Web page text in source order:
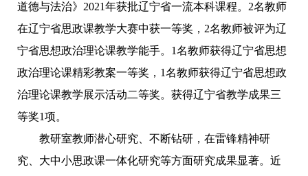
道德与法治》2021年获批辽宁省一流本科课程。2名教师
在辽宁省思政课教学大赛中获一等奖，2名教师被评为辽
宁省思想政治理论课教学能手。1名教师获得辽宁省思想
政治理论课精彩教案一等奖，1名教师获得辽宁省思想政
治理论课教学展示活动二等奖。获得辽宁省教学成果三
等奖1项。
教研室教师潜心研究、不断钻研，在雷锋精神研
究、大中小思政课一体化研究等方面研究成果显著。近